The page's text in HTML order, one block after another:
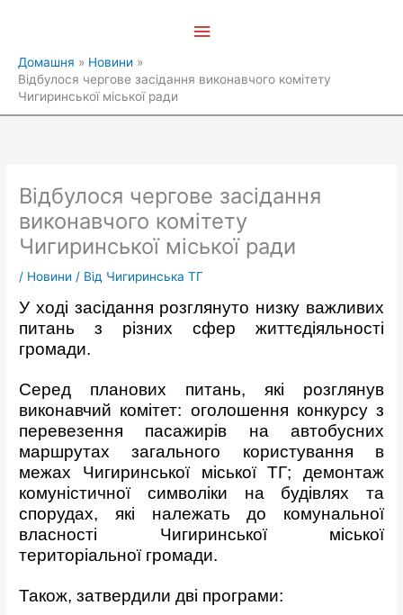
Домашня
Новини
Відбулося чергове засідання виконавчого комітету
Чигиринської міської ради
Відбулося чергове засідання
виконавчого комітету
Чигиринської міської ради
/ Новини / Від Чигиринська ТГ
У ході засідання розглянуто низку важливих
питань з різних сфер життєдіяльності
громади.
Серед планових питань, які розглянув
виконавчий комітет: оголошення конкурсу з
перевезення пасажирів на автобусних
маршрутах загального користування в
межах Чигиринської міської ТГ; демонтаж
комуністичної символіки на будівлях та
спорудах, які належать до комунальної
власності Чигиринської міської
територіальної громади.
Також, затвердили дві програми: